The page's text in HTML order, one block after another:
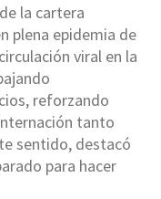
la cartera
plena epidemia de
viral en la
reforzando
tanto
sentido, destacó
para hacer